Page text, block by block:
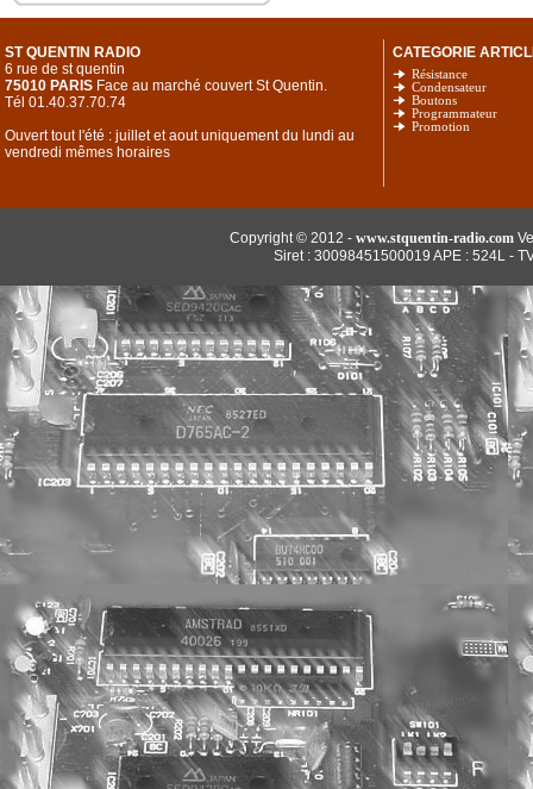
ST QUENTIN RADIO
6 rue de st quentin
75010 PARIS Face au marché couvert St Quentin.
Tél 01.40.37.70.74
Ouvert tout l'été : juillet et aout uniquement du lundi au
vendredi mêmes horaires
CATEGORIE
Résistance
Condensateur
Boutons
Programmateur
Promotion
Copyright © 2012 - www.stquentin-radio.com
Siret : 30098451500019 APE : 524L -